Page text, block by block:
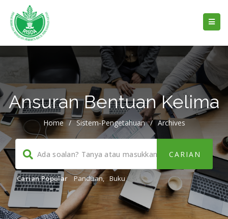
Ansuran Bentuan Kelima
Home / Sistem-Pengetahuan / Archives
Carian Popular Panduan, Buku